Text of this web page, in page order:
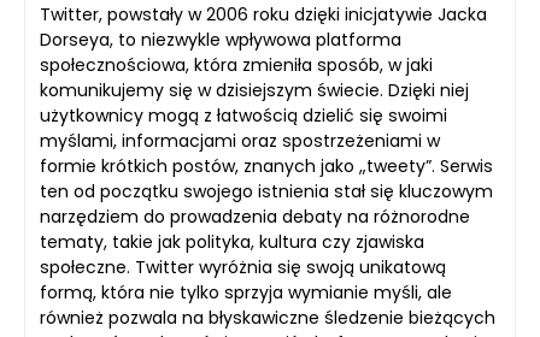
Twitter, powstały w 2006 roku dzięki inicjatywie Jacka
Dorseya, to niezwykle wpływowa platforma
społecznościowa, która zmieniła sposób, w jaki
komunikujemy się w dzisiejszym świecie. Dzięki niej
użytkownicy mogą z łatwością dzielić się swoimi
myślami, informacjami oraz spostrzeżeniami w
formie krótkich postów, znanych jako „tweety”. Serwis
ten od początku swojego istnienia stał się kluczowym
narzędziem do prowadzenia debaty na różnorodne
tematy, takie jak polityka, kultura czy zjawiska
społeczne. Twitter wyróżnia się swoją unikatową
formą, która nie tylko sprzyja wymianie myśli, ale
również pozwala na błyskawiczne śledzenie bieżących